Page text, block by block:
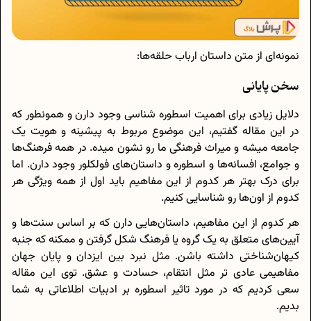
نمونه‌ای از متن داستان ارباب حلقه‌ها:
سخن پایانی
دلایل زیادی برای اهمیت اسطوره شناسی وجود دارن و همونطور که
در این مقاله گفتیم، این موضوع مربوط به پیشینه و هویت یک
جامعه میشه و میراث فرهنگی ما رو نشون میده. در همه فرهنگ‌ها
و جوامع، افسانه‌ها و اسطوره و داستان‌های فولکلور وجود دارن. اما
برای درک بهتر هر کدوم از این مفاهیم باید اول از همه ویژگی هر
کدوم از اون‌ها رو شناسایی کنیم.
هر کدوم از این مفاهیم، داستان‌هایی دارن که بر اساس سنت‌ها و
آیین‌های متعلق به یک گروه یا فرهنگ شکل گرفتن و ممکنه که جنبه
کیهان‌شناختی داشته باشن. مثل نبرد بین ایزدان و پایان جهان
مفاهیمی عادی تر مثل انتقام، حسادت و عشق. توی این مقاله
سعی کردیم که در مورد تاثیر اسطوره بر ادبیات اطلاعاتی به شما
بدیم.